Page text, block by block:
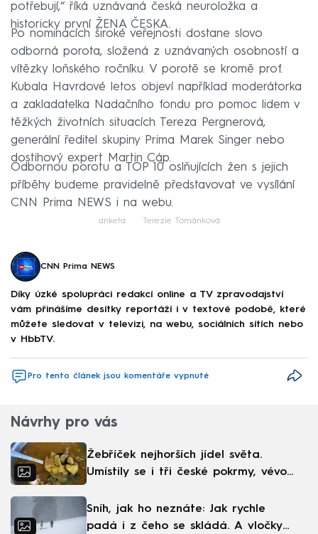
potřebují,“ říká uznávaná česká neuroložka a
historicky první ŽENA ČESKA.
Po nominacích široké veřejnosti dostane slovo
odborná porota, složená z uznávaných osobností a
vítězky loňského ročníku. V porotě se kromě prof.
Kubala Havrdové letos objeví například moderátorka
a zakladatelka Nadačního fondu pro pomoc lidem v
těžkých životních situacích Tereza Pergnerová,
generální ředitel skupiny Prima Marek Singer nebo
dostihový expert Martin Cáp.
Odbornou porotu a TOP 10 oslňujících žen s jejich
příběhy budeme pravidelně představovat ve vysílání
CNN Prima NEWS i na webu.
anketa Terezie Tománková
CNN Prima NEWS
Díky úzké spolupráci redakcí online a TV zpravodajství
vám přinášíme desítky reportáží i v textové podobě, které
můžete sledovat v televizi, na webu, sociálních sítích nebo
v HbbTV.
Pro tento článek jsou komentáře vypnuté
Návrhy pro vás
Žebříček nejhorších jídel světa.
Umístily se i tři české pokrmy, vévodí
Sníh, jak ho neznáte: Jak rychle
padá i z čeho se skládá. A vločky